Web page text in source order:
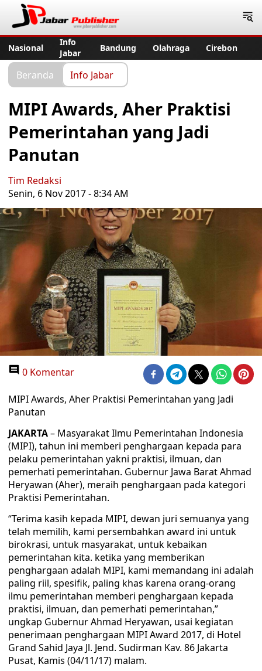
Nasional
Info
Jabar
Bandung Olahraga Cirebon
Beranda Info Jabar
MIPI Awards, Aher Praktisi
Pemerintahan yang Jadi
Panutan
Tim Redaksi
Senin, 6 Nov 2017 - 8:34 AM
0 Komentar
MIPI Awards, Aher Praktisi Pemerintahan yang Jadi
Panutan
JAKARTA– Masyarakat Ilmu Pemerintahan Indonesia
(MIPI), tahun ini memberi penghargaan kepada para
pelaku pemerintahan yakni praktisi, ilmuan, dan
pemerhati pemerintahan. Gubernur Jawa Barat Ahmad
Heryawan (Aher), meraih penghargaan pada kategori
Praktisi Pemerintahan.
“Terima kasih kepada MIPI, dewan juri semuanya yang
telah memilih, kami persembahkan award ini untuk
birokrasi, untuk masyarakat, untuk kebaikan
pemerintahan kita. ketika yang memberikan
penghargaan adalah MIPI, kami memandang ini adalah
paling riil, spesifik, paling khas karena orang-orang
ilmu pemerintahan memberi penghargaan kepada
praktisi, ilmuan, dan pemerhati pemerintahan,”
ungkap Gubernur Ahmad Heryawan, usai kegiatan
penerimaan penghargaan MIPI Award 2017, di Hotel
Grand Sahid Jaya Jl. Jend. Sudirman Kav. 86 Jakarta
Pusat, Kamis (04/11/17) malam.